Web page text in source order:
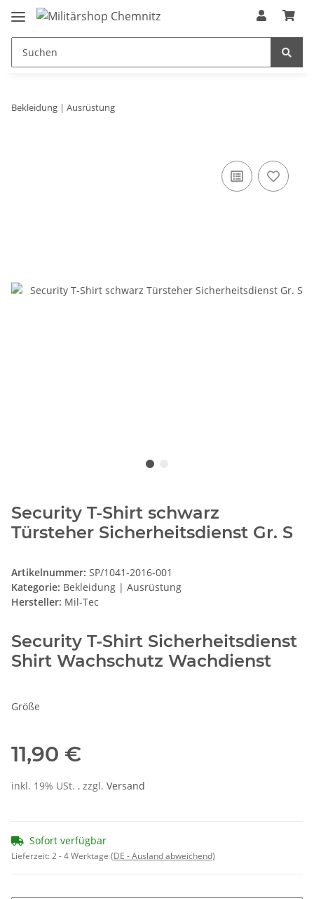
Bekleidung | Ausrüstung
Security T-Shirt schwarz
Türsteher Sicherheitsdienst Gr. S
Artikelnummer: SP/1041-2016-001
Kategorie: Bekleidung | Ausrüstung
Hersteller: Mil-Tec
Security T-Shirt Sicherheitsdienst
Shirt Wachschutz Wachdienst
Größe
11,90 €
inkl. 19% USt. , zzgl. Versand
Sofort verfügbar
Lieferzeit:2 - 4 Werktage (DE - Ausland abweichend)